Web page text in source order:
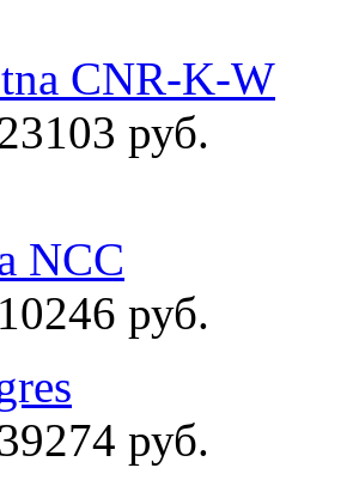
CNR-K-W
руб.
NCC
руб.
руб.